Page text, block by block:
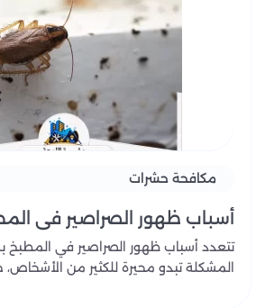
مكافحة حشرات
أسباب ظهور الصراصير في
تتعدد أسباب ظهور الصراصير في
المشكلة تبدو محيرة للكثير من